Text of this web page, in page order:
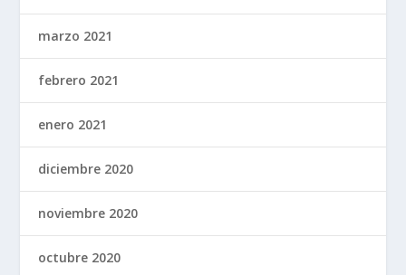
marzo 2021
febrero 2021
enero 2021
diciembre 2020
noviembre 2020
octubre 2020